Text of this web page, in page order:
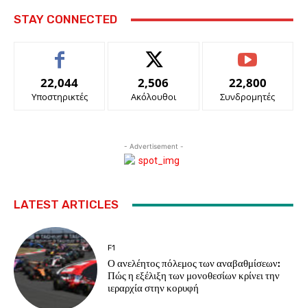
STAY CONNECTED
22,044
Υποστηρικτές
2,506
Ακόλουθοι
22,800
Συνδρομητές
- Advertisement -
LATEST ARTICLES
F1
Ο ανελέητος πόλεμος των αναβαθμίσεων:
Πώς η εξέλιξη των μονοθεσίων κρίνει την
ιεραρχία στην κορυφή